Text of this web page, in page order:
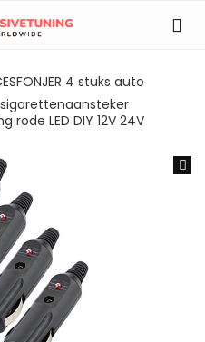
4 stuks auto
LED DIY 12V 24V